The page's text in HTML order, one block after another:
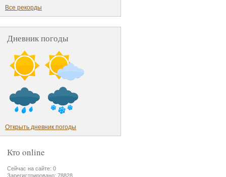
Все рекорды
Дневник погоды
Открыть дневник погоды
Кто online
Сейчас на сайте: 0
Зарегистрировано: 78828